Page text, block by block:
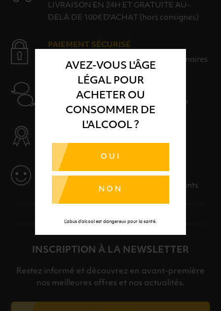
AVEZ-VOUS L'ÂGE
LÉGAL POUR
ACHETER OU
CONSOMMER DE
L'ALCOOL ?
OUI
NON
L’abus d’alcool est dangereux pour la santé.
LIVRAISON EN 24H ET GRATUITE AU-
DELÀ DE 100€ D'ACHAT (hors consignes)
PAIEMENT SÉCURISÉ
Payer en toute sérénité avec nos partenaires
Nos conseillers sont à votre disposition
SÉLECTION & QUALITÉ
Des produits sélectionnés avec soins
SERVICE
Des solutions adaptées à vos événements
INSCRIPTION À LA NEWSLETTER
Restez informé et découvrez en avant-première
nos meilleures offres et nos actualités.